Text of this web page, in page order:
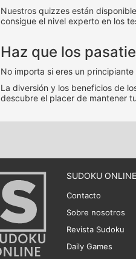
Nuestros quizzes están
consigue el nivel experto en los
Haz que los
No importa si eres un
La diversión y los beneficios de
descubre el placer de mantener
SUDOKU ONLINE
Contacto
Sobre nosotros
Revista Sudoku
Daily Games